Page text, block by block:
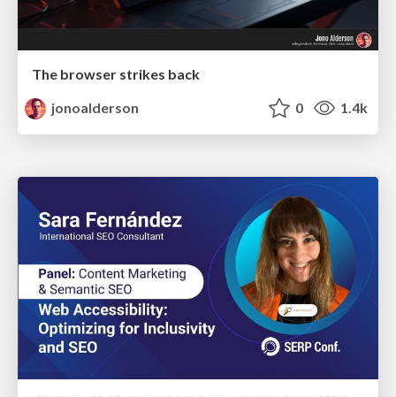
The browser strikes back
jonoalderson
0 1.4k